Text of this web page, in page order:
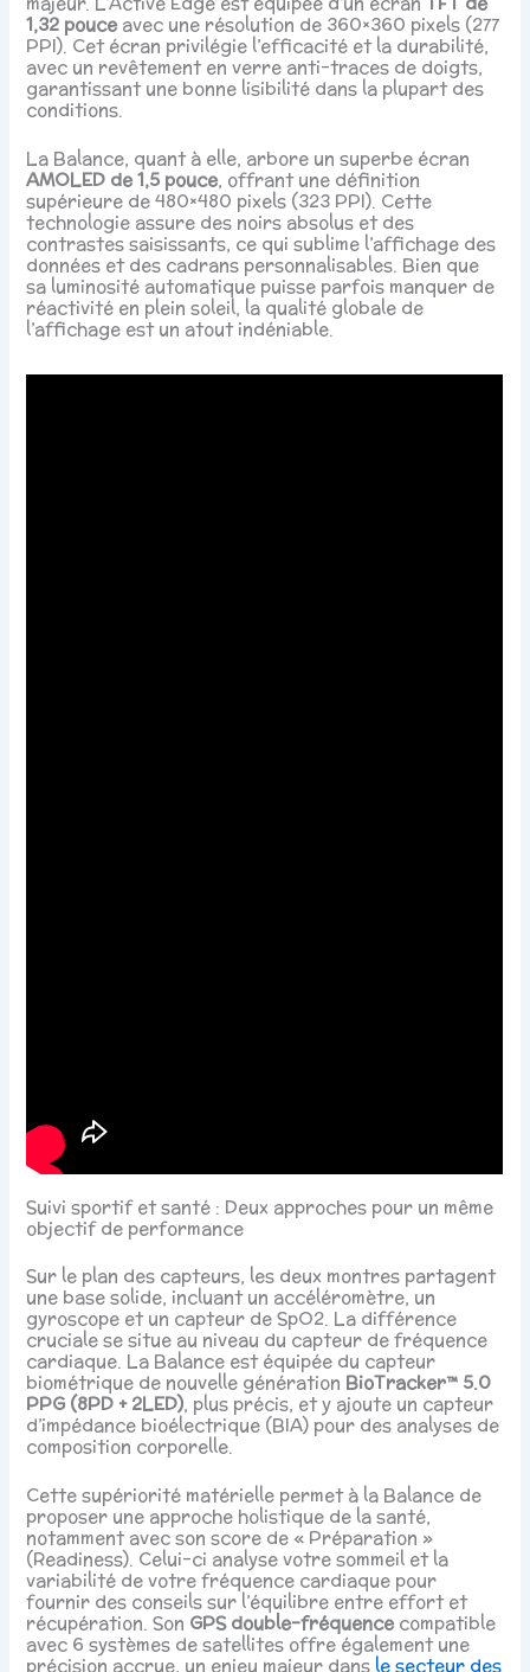
1,32 pouceavec une résolution de 360×360 pixels (277
PPI). Cet écran privilégie l’efficacité et la durabilité,
avec un revêtement en verre anti-traces de doigts,
garantissant une bonne lisibilité dans la plupart des
conditions.
La Balance, quant à elle, arbore un superbe écran
AMOLED de 1,5 pouce, offrant une définition
supérieure de 480×480 pixels (323 PPI). Cette
technologie assure des noirs absolus et des
contrastes saisissants, ce qui sublime l’affichage des
données et des cadrans personnalisables. Bien que
sa luminosité automatique puisse parfois manquer de
réactivité en plein soleil, la qualité globale de
l’affichage est un atout indéniable.
Suivi sportif et santé : Deux approches pour un même
objectif de performance
Sur le plan des capteurs, les deux montres partagent
une base solide, incluant un accéléromètre, un
gyroscope et un capteur de SpO2. La différence
cruciale se situe au niveau du capteur de fréquence
cardiaque. La Balance est équipée du capteur
biométrique de nouvelle génération BioTracker™ 5.0
PPG (8PD + 2LED), plus précis, et y ajoute un capteur
d’impédance bioélectrique (BIA) pour des analyses de
composition corporelle.
Cette supériorité matérielle permet à la Balance de
proposer une approche holistique de la santé,
notamment avec son score de « Préparation »
(Readiness). Celui-ci analyse votre sommeil et la
variabilité de votre fréquence cardiaque pour
fournir des conseils sur l’équilibre entre effort et
récupération. Son GPS double-fréquencecompatible
avec 6 systèmes de satellites offre également une
précision accrue, un enjeu majeur dans le secteur des